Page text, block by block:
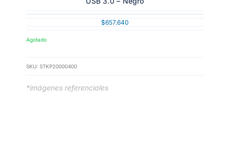
$657.640
Agotado
SKU: STKP20000400
*imágenes referenciales